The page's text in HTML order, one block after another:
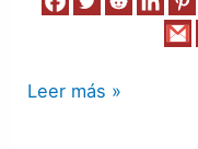
Leer más »